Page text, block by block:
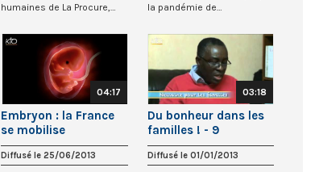
humaines de La Procure,
la pandémie de
04:17
Embryon : la France
se mobilise
Diffusé le 25/06/2013
03:18
Du bonheur dans les
familles ! - 9
Diffusé le 01/01/2013